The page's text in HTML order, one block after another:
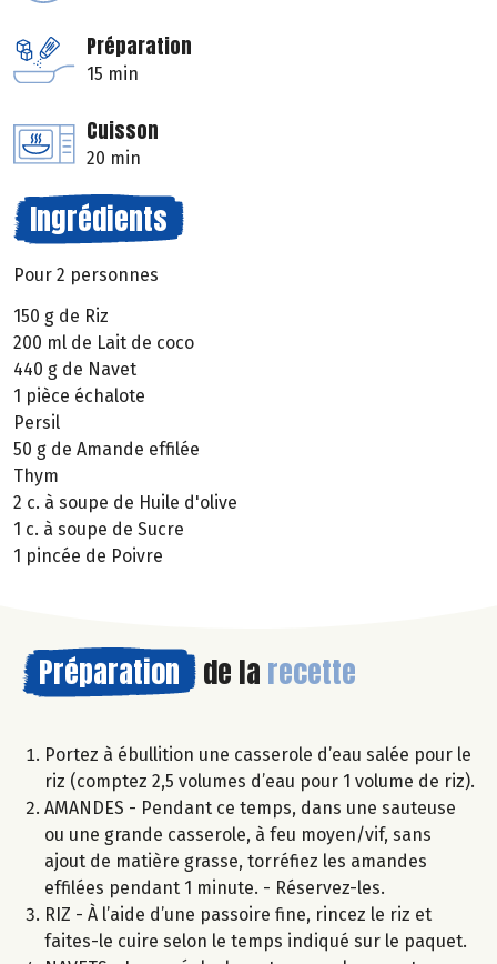
Préparation
15 min
Cuisson
20 min
Ingrédients
Pour 2 personnes
150 g de Riz
200 ml de Lait de coco
440 g de Navet
1 pièce échalote
Persil
50 g de Amande effilée
Thym
2 c. à soupe de Huile d'olive
1 c. à soupe de Sucre
1 pincée de Poivre
Préparation de la recette
Portez à ébullition une casserole d’eau salée pour le
riz (comptez 2,5 volumes d’eau pour 1 volume de riz).
AMANDES - Pendant ce temps, dans une sauteuse
ou une grande casserole, à feu moyen/vif, sans
ajout de matière grasse, torréfiez les amandes
effilées pendant 1 minute. - Réservez-les.
RIZ - À l’aide d’une passoire fine, rincez le riz et
faites-le cuire selon le temps indiqué sur le paquet.